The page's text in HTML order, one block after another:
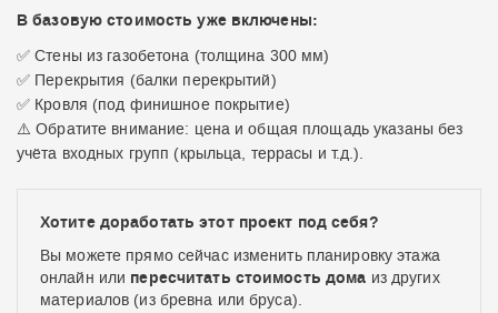
В базовую стоимость уже включены:
✅ Стены из газобетона (толщина 300 мм)
✅ Перекрытия (балки перекрытий)
✅ Кровля (под финишное покрытие)
⚠️ Обратите внимание: цена и общая площадь указаны без
учёта входных групп (крыльца, террасы и т.д.).
Хотите доработать этот проект под себя?
Вы можете прямо сейчас изменить планировку этажа
онлайн или пересчитать стоимость дома из других
материалов (из бревна или бруса).